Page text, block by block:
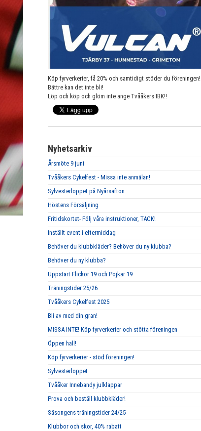
Köp fyrverkerier, få 20% och samtidigt stöder du föreningen!
Bättre kan det inte bli!
Löp och köp och glöm inte ange Tvååkers IBK!!
Nyhetsarkiv
Årsmöte 9 juni
Tvååkers Cykelfest - Missa inte anmälan!
Sylvesterloppet på Nyårsafton
Höstens Försäljning
Fritidskortet- Följ våra instruktioner, TACK!
Inställt event i eftermiddag
Behöver du klubbkläder? Behöver du ny klubba?
Behöver du ny klubba?
Uppstart Flickor 19 och Pojkar 19
Träningstider 25/26
Tvååkers Cykelfest 2025
Bli av med din gran!
MISSA INTE! Köp fyrverkerier och stötta föreningen
Öppen hall!
Köp fyrverkerier - stöd föreningen!
Sylvesterloppet
Tvååker Innebandy julklappar
Prova och beställ klubbkläder!
Säsongens träningstider 24/25
Klubbor och skor, 40% rabatt